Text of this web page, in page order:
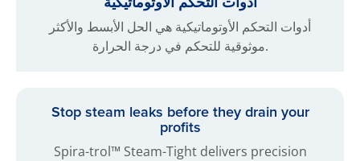
أدوات التحكم الأوتوماتيكية هي الحل الأبسط والأكثر
موثوقية للتحكم في درجة الحرارة.
Stop steam leaks before they drain your
profits
Spira-trol™ Steam-Tight delivers precision